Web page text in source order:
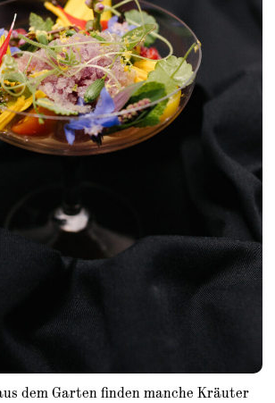
dem Garten finden manche Kräuter